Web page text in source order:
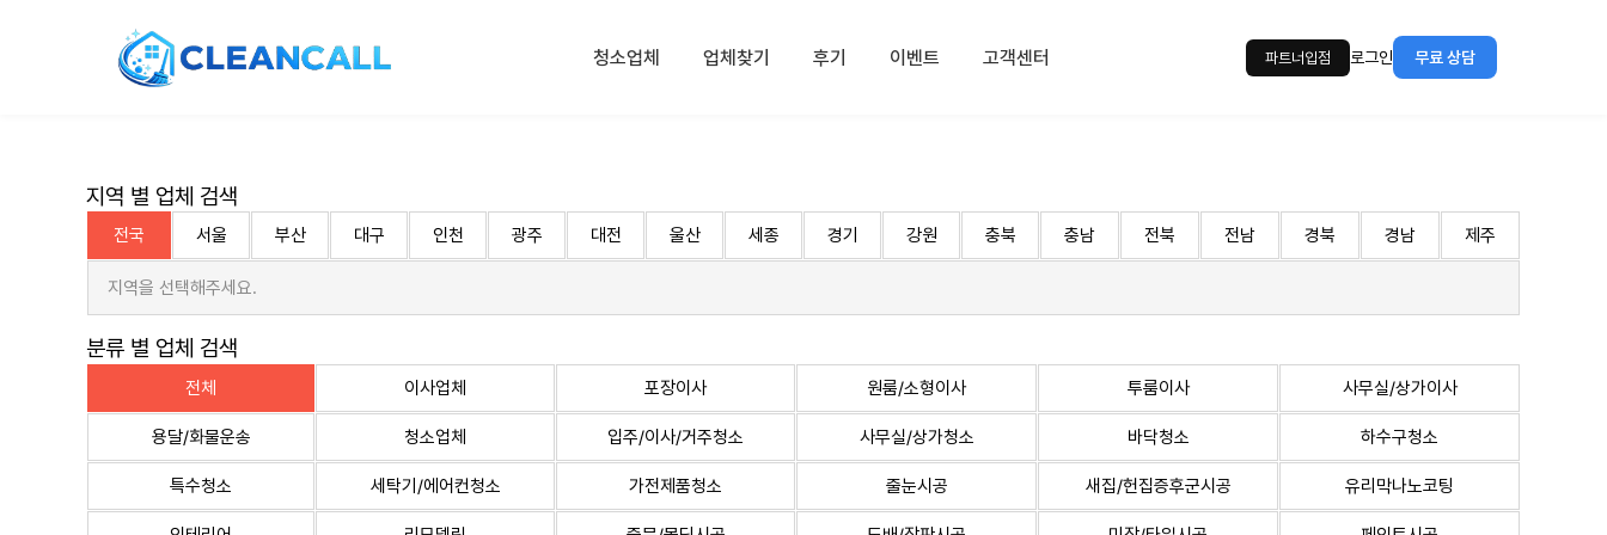
청소업체 업체찾기 후기 이벤트 고객센터 파트너입점 로그인 무료 상담
지역 별 업체 검색
전국 서울 부산 대구 인천 광주 대전 울산 세종 경기 강원 충북 충남 전북 전남 경북 경남 제주
지역을 선택해주세요.
분류 별 업체 검색
전체 이사업체 포장이사 원룸/소형이사 투룸이사 사무실/상가이사
용달/화물운송 청소업체 입주/이사/거주청소 사무실/상가청소 바닥청소 하수구청소
특수청소 세탁기/에어컨청소 가전제품청소 줄눈시공 새집/헌집증후군시공 유리막나노코팅